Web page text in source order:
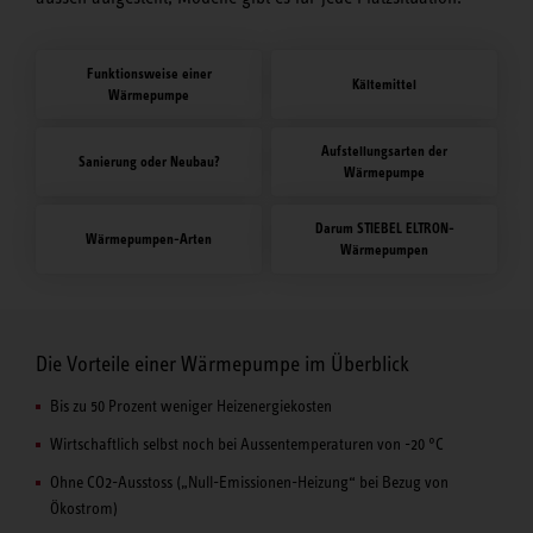
Funktionsweise einer
Wärmepumpe
Kältemittel
Sanierung oder Neubau?
Aufstellungsarten der
Wärmepumpe
Wärmepumpen-Arten
Darum STIEBEL ELTRON-
Wärmepumpen
Die Vorteile einer Wärmepumpe im Überblick
Bis zu 50 Prozent weniger Heizenergiekosten
Wirtschaftlich selbst noch bei Aussentemperaturen von -20 °C
Ohne CO2-Ausstoss („Null-Emissionen-Heizung“ bei Bezug von
Ökostrom)